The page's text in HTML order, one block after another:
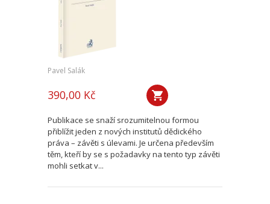
Pavel Salák
390,00 Kč
Publikace se snaží srozumitelnou formou
přiblížit jeden z nových institutů dědického
práva – závěti s úlevami. Je určena především
těm, kteří by se s požadavky na tento typ závěti
mohli setkat v...